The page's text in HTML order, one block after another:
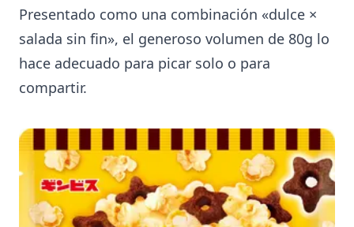
Presentado como una combinación «dulce ×
salada sin fin», el generoso volumen de 80g lo
hace adecuado para picar solo o para
compartir.